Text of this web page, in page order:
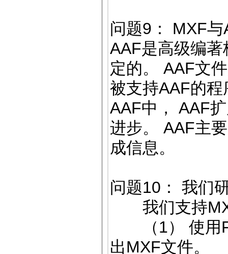
问题9： MXF
AAF是高级编
定的。 AAF文
被支持AAF的
AAF中， AAF
进步。 AAF主
成信息。
问题10： 我们
我们支持
（1） 使用
出MXF文件。